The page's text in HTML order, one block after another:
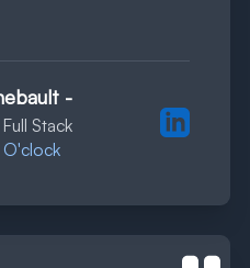
-
Stack
Profil